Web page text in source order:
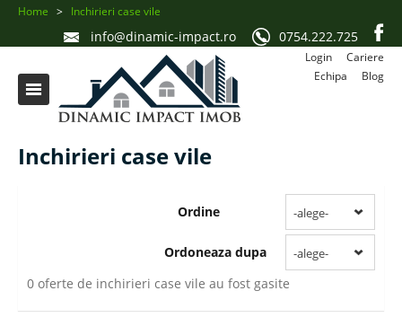
Home > Inchirieri case vile
info@dinamic-impact.ro 0754.222.725
Login
Cariere
Echipa
Blog
Inchirieri case vile
Ordine -alege-
Ordoneaza dupa -alege-
0 oferte de inchirieri case vile au fost gasite